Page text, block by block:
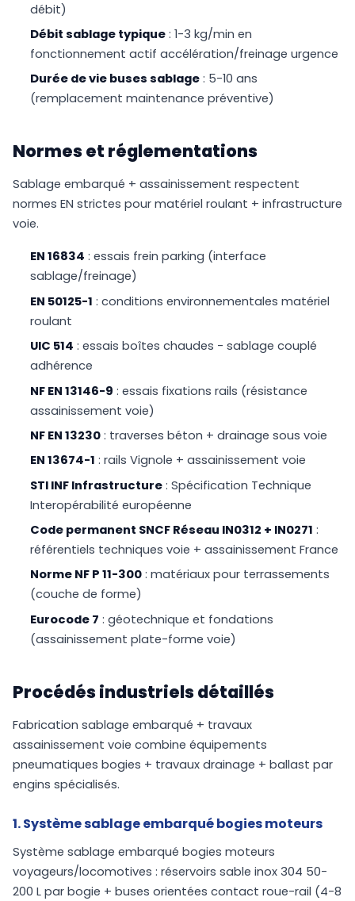
débit)
Débit sablage typique : 1-3 kg/min en
fonctionnement actif accélération/freinage urgence
Durée de vie buses sablage : 5-10 ans
(remplacement maintenance préventive)
Normes et réglementations
Sablage embarqué + assainissement respectent
normes EN strictes pour matériel roulant + infrastructure
voie.
EN 16834 : essais frein parking (interface
sablage/freinage)
EN 50125-1 : conditions environnementales matériel
roulant
UIC 514 : essais boîtes chaudes - sablage couplé
adhérence
NF EN 13146-9 : essais fixations rails (résistance
assainissement voie)
NF EN 13230 : traverses béton + drainage sous voie
EN 13674-1 : rails Vignole + assainissement voie
STI INF Infrastructure : Spécification Technique
Interopérabilité européenne
Code permanent SNCF Réseau IN0312 + IN0271 :
référentiels techniques voie + assainissement France
Norme NF P 11-300 : matériaux pour terrassements
(couche de forme)
Eurocode 7 : géotechnique et fondations
(assainissement plate-forme voie)
Procédés industriels détaillés
Fabrication sablage embarqué + travaux
assainissement voie combine équipements
pneumatiques bogies + travaux drainage + ballast par
engins spécialisés.
1. Système sablage embarqué bogies moteurs
Système sablage embarqué bogies moteurs
voyageurs/locomotives : réservoirs sable inox 304 50-
200 L par bogie + buses orientées contact roue-rail (4-8